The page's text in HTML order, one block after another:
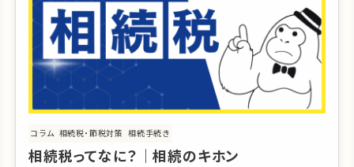
コラム 相続税・節税対策 相続手続き
相続税ってなに？｜相続のキホン